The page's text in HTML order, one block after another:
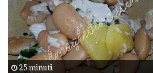
25 minuti